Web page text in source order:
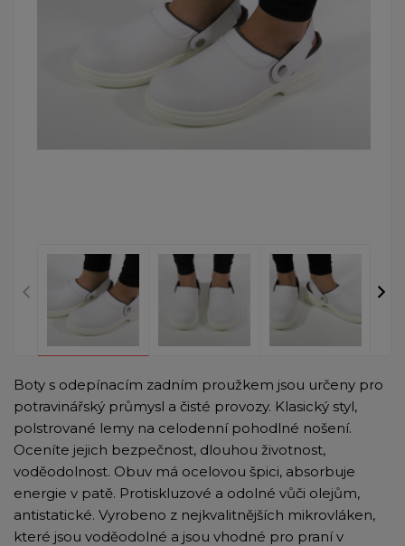
Boty s odepínacím zadním proužkem jsou určeny pro
potravinářský průmysl a čisté provozy. Klasický styl,
polstrované lemy na celodenní pohodlné nošení.
Oceníte jejich bezpečnost, dlouhou životnost,
voděodolnost. Obuv má ocelovou špici, absorbuje
energie v patě. Protiskluzové a odolné vůči olejům,
antistatické. Vyrobeno z nejkvalitnějších mikrovláken,
které jsou voděodolné a jsou vhodné pro praní v